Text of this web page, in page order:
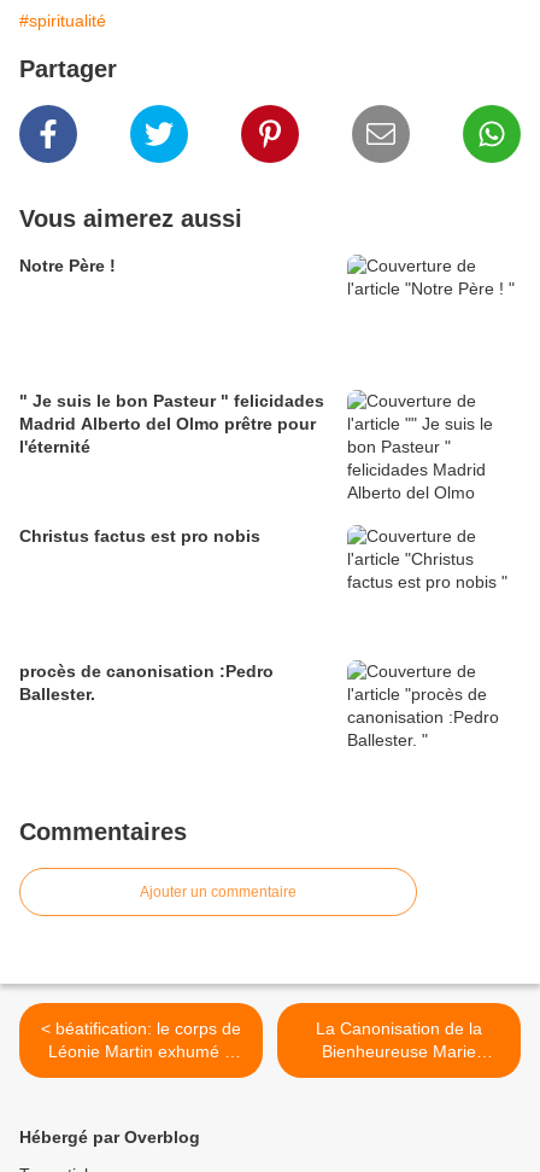
#spiritualité
Partager
Vous aimerez aussi
Notre Père !
" Je suis le bon Pasteur " felicidades
Madrid Alberto del Olmo prêtre pour
l'éternité
Christus factus est pro nobis
procès de canonisation :Pedro
Ballester.
Commentaires
Ajouter un commentaire
< béatification: le corps de
Léonie Martin exhumé à
Caen
La Canonisation de la
Bienheureuse Marie
Alphonsine Danil Ghattas >
Hébergé par Overblog